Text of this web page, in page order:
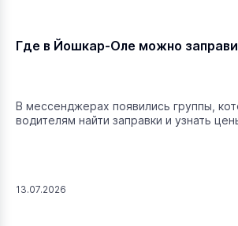
Где в Йошкар-Оле можно
В мессенджерах появились группы,
водителям найти заправки и узнать
13.07.2026